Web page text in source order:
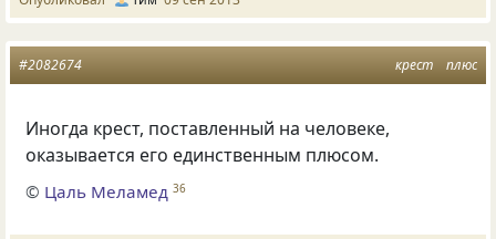
крест плюс
#2082674
Иногда крест, поставленный на человеке,
оказывается его единственным плюсом.
© Цаль Меламед 36